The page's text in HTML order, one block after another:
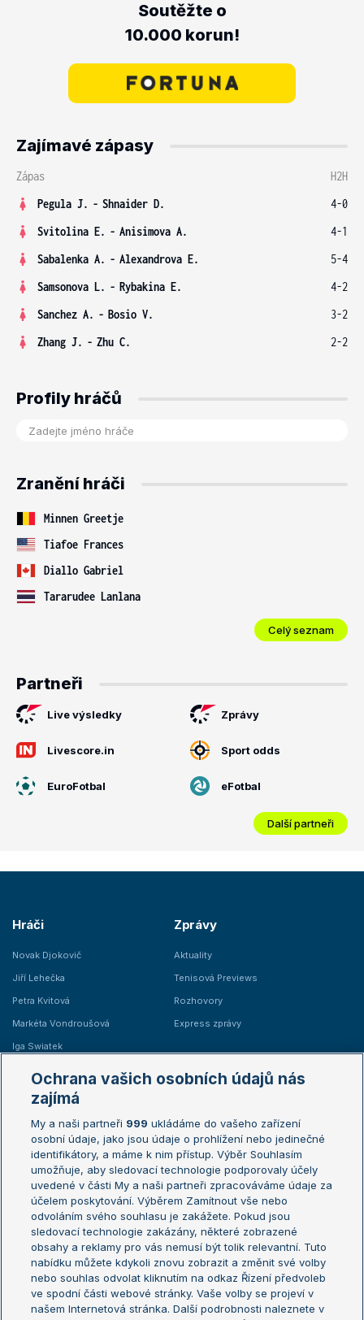
Soutěžte o
10.000 korun!
Zajímavé zápasy
Zápas
H2H
Pegula J. - Shnaider D.
4-0
Svitolina E. - Anisimova A.
4-1
Sabalenka A. - Alexandrova E.
5-4
Samsonova L. - Rybakina E.
4-2
Sanchez A. - Bosio V.
3-2
Zhang J. - Zhu C. 2-2
Profily hráčů
Zranění hráči
Minnen Greetje
Tiafoe Frances
Diallo Gabriel
Tararudee Lanlana
Celý seznam
Partneři
Live výsledky Zprávy
Livescore.in Sport odds
EuroFotbal eFotbal
Další partneři
Hráči
Novak Djokovič
Jiří Lehečka
Petra Kvitová
Markéta Vondroušová
Iga Swiatek
Zprávy
Aktuality
Tenisová Previews
Rozhovory
Express zprávy
Žebříčky
Žebříček ATP (muži)
Žebříček WTA (ženy)
Sázkařský žebříček
Australian Open
French Open
Wimbledon
US Open
Turnaj mistrů
Turnaj mistryň
Aktualní trendy
Fotbalové přestupy
Livesport Daily
Ochrana vašich osobních údajů nás
zajímá
My a naši partneři 999 ukládáme do vašeho zařízení
osobní údaje, jako jsou údaje o prohlížení nebo jedinečné
identifikátory, a máme k nim přístup. Výběr Souhlasím
umožňuje, aby sledovací technologie podporovaly účely
uvedené v části My a naši partneři zpracováváme údaje za
účelem poskytování. Výběrem Zamítnout vše nebo
odvoláním svého souhlasu je zakážete. Pokud jsou
sledovací technologie zakázány, některé zobrazené
obsahy a reklamy pro vás nemusí být tolik relevantní. Tuto
nabídku můžete kdykoli znovu zobrazit a změnit své volby
nebo souhlas odvolat kliknutím na odkaz Řízení předvoleb
ve spodní části webové stránky. Vaše volby se projeví v
našem Internetová stránka. Další podrobnosti naleznete v